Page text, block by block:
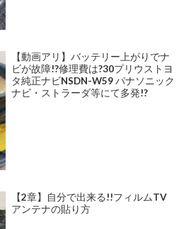
【動画アリ】バッテリー上がりでナ
ビが故障!?修理費は?30プリウストヨ
タ純正ナビNSDN-W59 パナソニック
ナビ・ストラーダ等にて多発!?
【2章】自分で出来る!!フィルムTV
アンテナの貼り方